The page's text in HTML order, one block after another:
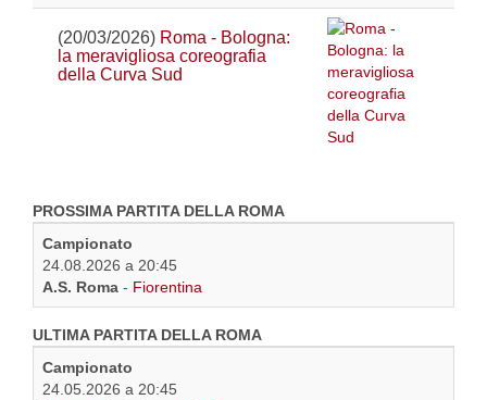
(20/03/2026) Roma - Bologna:
la meravigliosa coreografia
della Curva Sud
PROSSIMA PARTITA DELLA ROMA
Campionato
24.08.2026 a 20:45
A.S. Roma - Fiorentina
ULTIMA PARTITA DELLA ROMA
Campionato
24.05.2026 a 20:45